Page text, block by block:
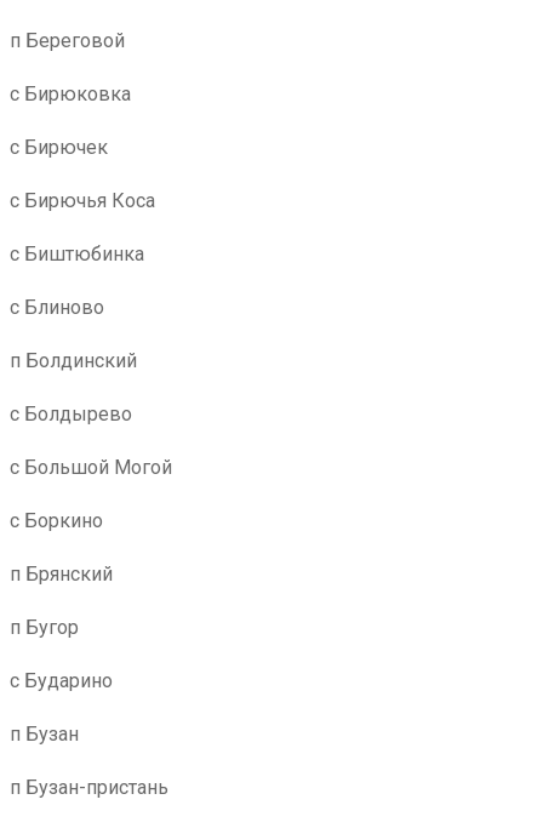
п Береговой
с Бирюковка
с Бирючек
с Бирючья Коса
с Биштюбинка
с Блиново
п Болдинский
с Болдырево
с Большой Могой
с Боркино
п Брянский
п Бугор
с Бударино
п Бузан
п Бузан-пристань